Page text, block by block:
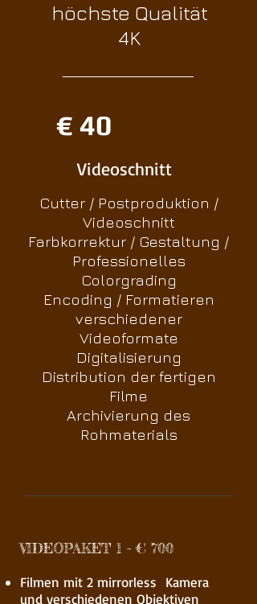
höchste Qualität
4K
€ 40
Videoschnitt
Cutter / Postproduktion /
Videoschnitt
Farbkorrektur / Gestaltung /
Professionelles
Colorgrading
Encoding / Formatieren
verschiedener
Videoformate
Digitalisierung
Distribution der fertigen
Filme
Archivierung des
Rohmaterials
VIDEOPAKET 1 – € 700
Filmen mit 2 mirrorless Kamera
und verschiedenen Objektiven